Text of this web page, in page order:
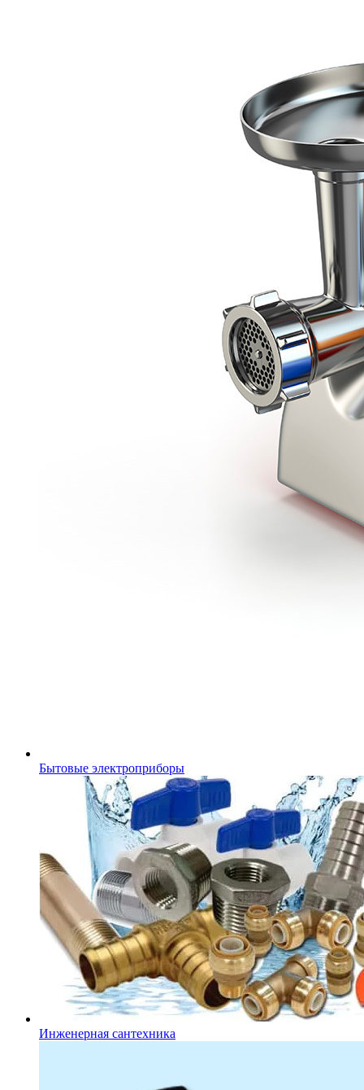
Бытовые электроприборы
Инженерная сантехника